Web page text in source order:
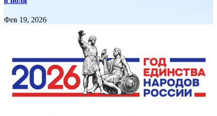
Фев 19, 2026